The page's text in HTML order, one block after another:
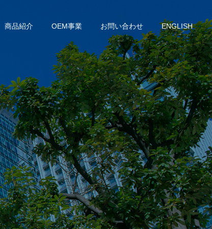
商品紹介 OEM事業 お問い合わせ ENGLISH